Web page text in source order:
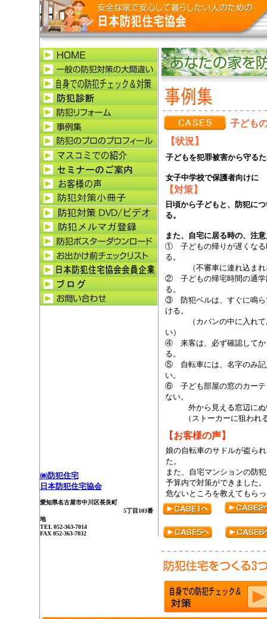
㈱防犯住宅
日本防犯住宅協会
愛知県名古屋市中川区長良町
5丁目103番
地
TEL 052-363-7014
FAX 052-363-7032
子ども
【状況】
子どもを犯罪被害から守る
女子中学校で保護者向けに
【対策】
日頃から子どもと、防犯に
る。
また、自宅に居る時の、注
① 子どもの帰りが遅くなる
る。
（不審車に連れ込まれな
② 子どもの帰宅時間の通学
る。
③ 防犯ベルは、すぐに鳴ら
ける。
（カバンの中に入れてお
い）
④ 来客は、必ず確認してか
る。
⑤ 自転車には、名字のみ記
い。
⑥ 子ども部屋の窓のカーテ
ない。
外から見える窓辺にぬい
（ストーカーに狙われ
【お客様の声】
娘の自転車のサドルが盗ら
た。
また、自宅マンションの防
予算内で対策ができました。
危ないところを教えてもら